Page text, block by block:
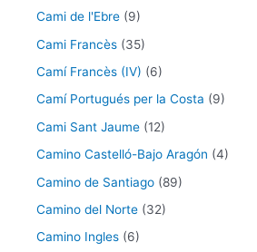
Cami de l'Ebre (9)
Cami Francès (35)
Camí Francès (IV) (6)
Camí Portugués per la Costa (9)
Cami Sant Jaume (12)
Camino Castelló-Bajo Aragón (4)
Camino de Santiago (89)
Camino del Norte (32)
Camino Ingles (6)